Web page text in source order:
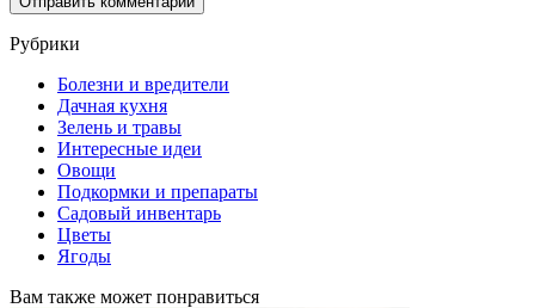
Рубрики
Болезни и вредители
Дачная кухня
Зелень и травы
Интересные идеи
Овощи
Подкормки и препараты
Садовый инвентарь
Цветы
Ягоды
Вам также может понравиться